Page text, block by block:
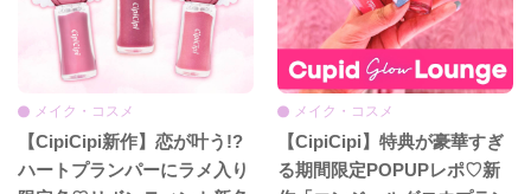
メイク・コスメ
【CipiCipi新作】恋が叶う!?
ハートプランパーにラメ入り
メイク・コスメ
【CipiCipi】特典が豪華すぎ
る期間限定POPUPレポ♡新